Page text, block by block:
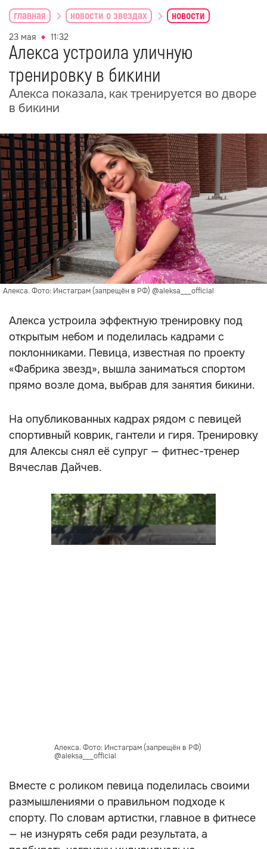
главная новости о звездах новости
23 мая 11:32
Алекса устроила уличную
тренировку в бикини
Алекса показала, как тренируется во дворе
в бикини
Алекса. Фото: Инстаграм (запрещён в РФ) @aleksa___official
Алекса устроила эффектную тренировку под
открытым небом и поделилась кадрами с
поклонниками. Певица, известная по проекту
«Фабрика звезд», вышла заниматься спортом
прямо возле дома, выбрав для занятия бикини.
На опубликованных кадрах рядом с певицей
спортивный коврик, гантели и гиря. Тренировку
для Алексы снял её супруг — фитнес-тренер
Вячеслав Дайчев.
Алекса. Фото: Инстаграм (запрещён в РФ)
@aleksa___official
Вместе с роликом певица поделилась своими
размышлениями о правильном подходе к
спорту. По словам артистки, главное в фитнесе
— не изнурять себя ради результата, а